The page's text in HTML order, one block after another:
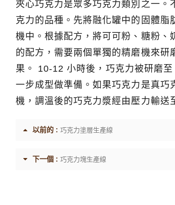
夾心巧克力是眾多巧克力類別之一
克力的品種。先將融化罐中的固體
機中。根據配方，將可可粉、糖粉、
的配方，需要兩個單獨的精磨機來
果。 10-12 小時後，巧克力被研磨
一步成型做準備。如果巧克力是真巧
機，調溫後的巧克力漿經由壓力輸送
以前的 : 巧克力塗層生產線
下一個 : 巧克力塊生產線